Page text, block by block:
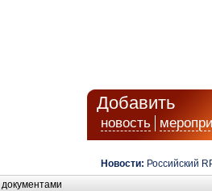
Добавить
новость
Новости: Российский RPA-